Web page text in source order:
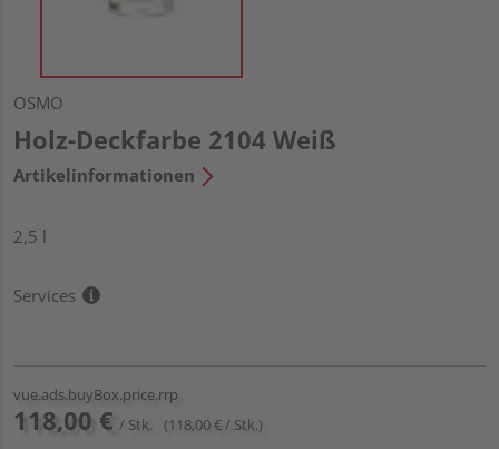
OSMO
Holz-Deckfarbe 2104 Weiß
Artikelinformationen
2,5 l
Services
vue.ads.buyBox.price.rrp
118,00 € / Stk. (118,00 € / Stk.)